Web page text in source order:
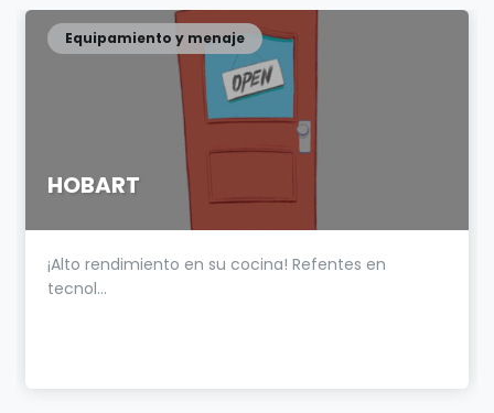
HOBART
Equipamiento y menaje
¡Alto rendimiento en su cocina! Refentes en
tecnol...